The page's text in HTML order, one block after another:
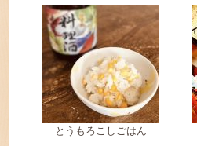
とうもろこしごはん